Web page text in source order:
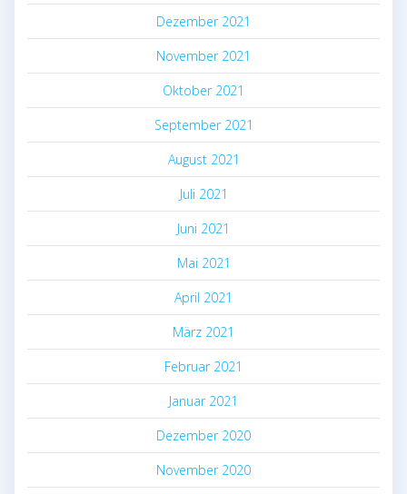
Dezember 2021
November 2021
Oktober 2021
September 2021
August 2021
Juli 2021
Juni 2021
Mai 2021
April 2021
März 2021
Februar 2021
Januar 2021
Dezember 2020
November 2020